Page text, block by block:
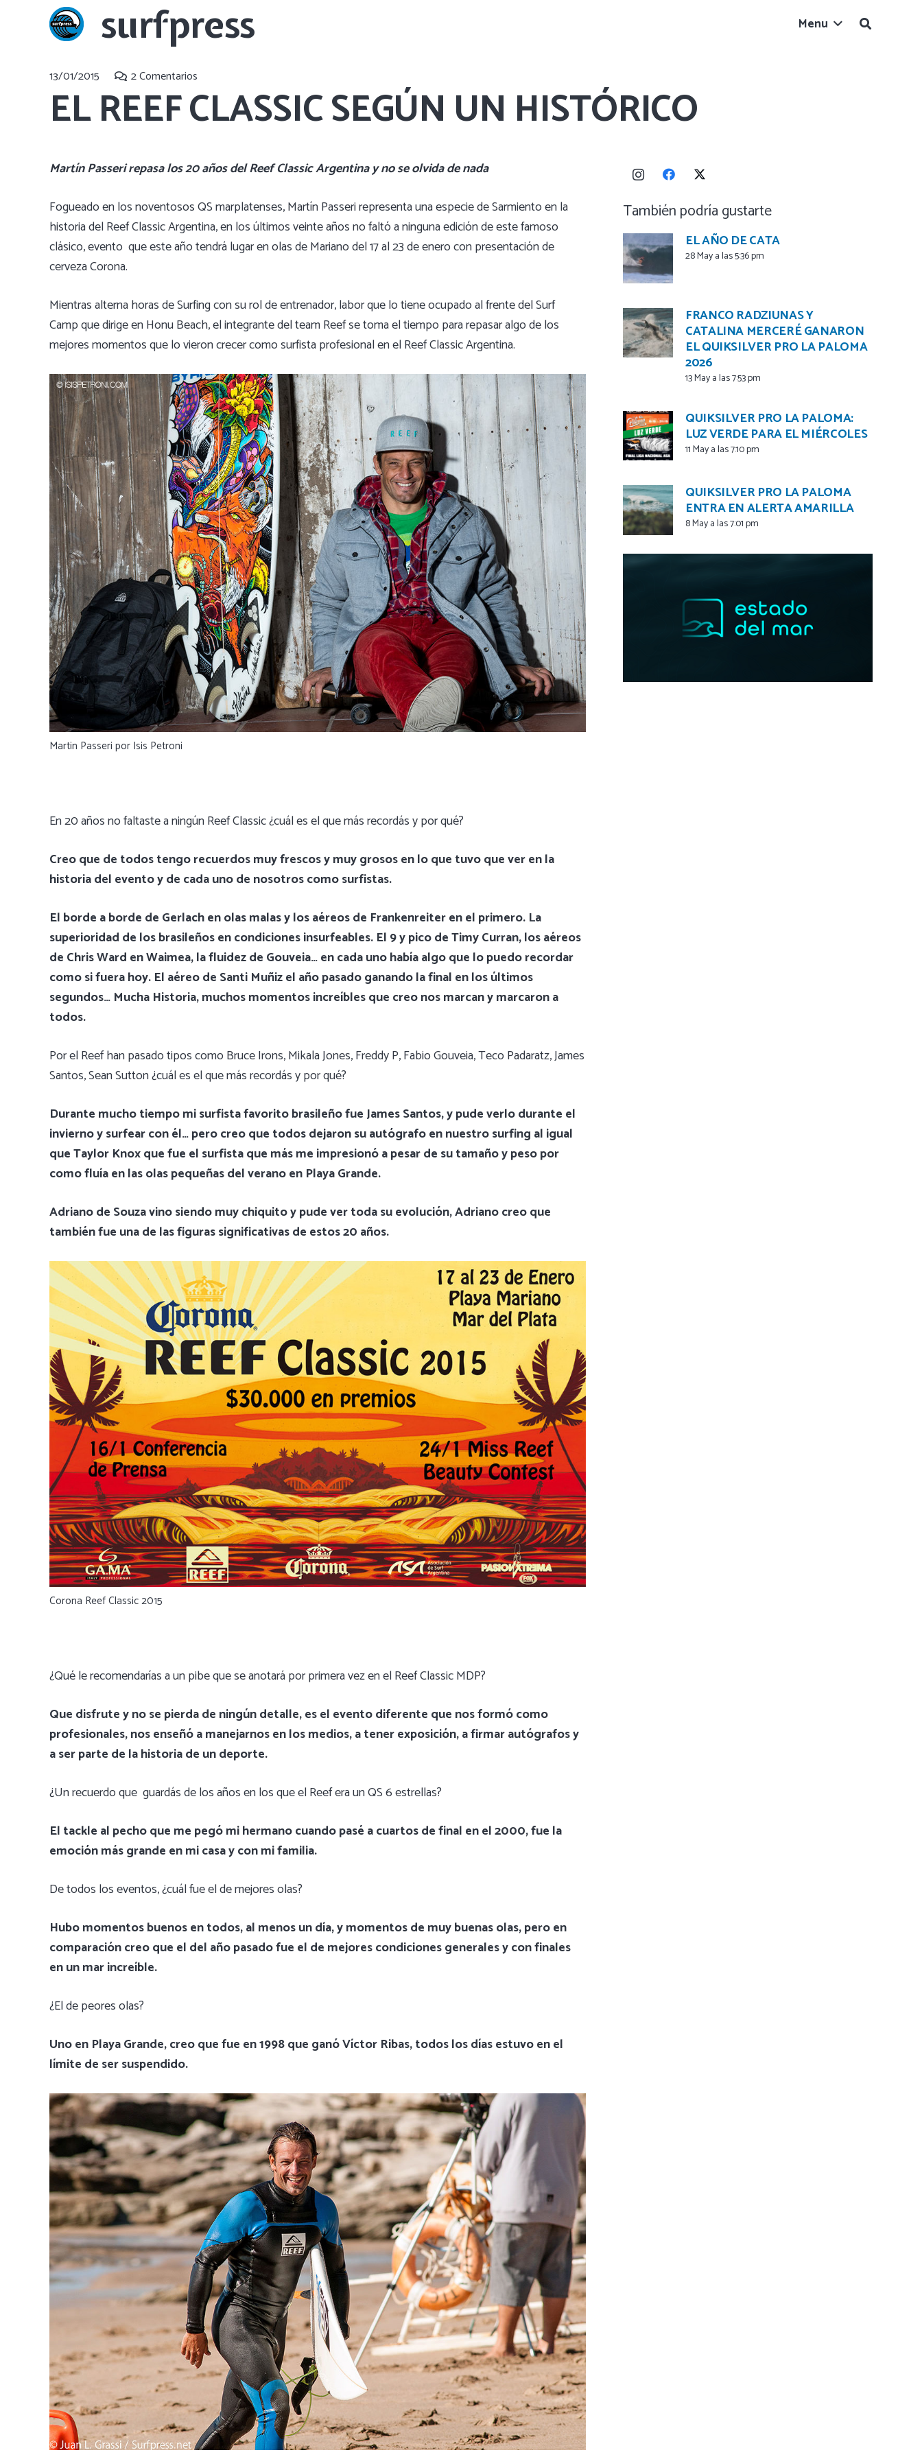
surfpress Menu
13/01/2015 2Comentarios
EL REEF CLASSIC SEGÚN UN HISTÓRICO
Martín Passeri repasa los 20 años del Reef Classic Argentina y no se olvida de nada
Fogueado en los noventosos QS marplatenses, Martín Passeri representa una especie de Sarmiento en la
historia del Reef Classic Argentina, en los últimos veinte años no faltó a ninguna edición de este famoso
clásico, evento que este año tendrá lugar en olas de Mariano del 17 al 23 de enero con presentación de
cerveza Corona.
Mientras alterna horas de Surfing con su rol de entrenador, labor que lo tiene ocupado al frente del Surf
Camp que dirige en Honu Beach, el integrante del team Reef se toma el tiempo para repasar algo de los
mejores momentos que lo vieron crecer como surfista profesional en el Reef Classic Argentina.
Martin Passeri por Isis Petroni
En 20 años no faltaste a ningún Reef Classic ¿cuál es el que más recordás y por qué?
Creo que de todos tengo recuerdos muy frescos y muy grosos en lo que tuvo que ver en la
historia del evento y de cada uno de nosotros como surfistas.
El borde a borde de Gerlach en olas malas y los aéreos de Frankenreiter en el primero. La
superioridad de los brasileños en condiciones insurfeables. El 9 y pico de Timy Curran, los aéreos
de Chris Ward en Waimea, la fluidez de Gouveia… en cada uno había algo que lo puedo recordar
como si fuera hoy. El aéreo de Santi Muñiz el año pasado ganando la final en los últimos
segundos… Mucha Historia, muchos momentos increíbles que creo nos marcan y marcaron a
todos.
Por el Reef han pasado tipos como Bruce Irons, Mikala Jones, Freddy P, Fabio Gouveia, Teco Padaratz, James
Santos, Sean Sutton ¿cuál es el que más recordás y por qué?
Durante mucho tiempo mi surfista favorito brasileño fue James Santos, y pude verlo durante el
invierno y surfear con él… pero creo que todos dejaron su autógrafo en nuestro surfing al igual
que Taylor Knox que fue el surfista que más me impresionó a pesar de su tamaño y peso por
como fluía en las olas pequeñas del verano en Playa Grande.
Adriano de Souza vino siendo muy chiquito y pude ver toda su evolución, Adriano creo que
también fue una de las figuras significativas de estos 20 años.
Corona Reef Classic 2015
¿Qué le recomendarías a un pibe que se anotará por primera vez en el Reef Classic MDP?
Que disfrute y no se pierda de ningún detalle, es el evento diferente que nos formó como
profesionales, nos enseñó a manejarnos en los medios, a tener exposición, a firmar autógrafos y
a ser parte de la historia de un deporte.
¿Un recuerdo que guardás de los años en los que el Reef era un QS 6 estrellas?
El tackle al pecho que me pegó mi hermano cuando pasé a cuartos de final en el 2000, fue la
emoción más grande en mi casa y con mi familia.
De todos los eventos, ¿cuál fue el de mejores olas?
Hubo momentos buenos en todos, al menos un día, y momentos de muy buenas olas, pero en
comparación creo que el del año pasado fue el de mejores condiciones generales y con finales
en un mar increíble.
¿El de peores olas?
Uno en Playa Grande, creo que fue en 1998 que ganó Víctor Ribas, todos los días estuvo en el
límite de ser suspendido.
También podría gustarte
EL AÑO DE CATA
28 May a las 5:36 pm
FRANCO RADZIUNAS Y
CATALINA MERCERÉ GANARON
EL QUIKSILVER PRO LA PALOMA
2026
13 May a las 7:53 pm
QUIKSILVER PRO LA PALOMA:
LUZ VERDE PARA EL MIÉRCOLES
11 May a las 7:10 pm
QUIKSILVER PRO LA PALOMA
ENTRA EN ALERTA AMARILLA
8 May a las 7:01 pm